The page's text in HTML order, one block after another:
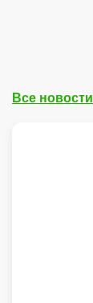
Все новости